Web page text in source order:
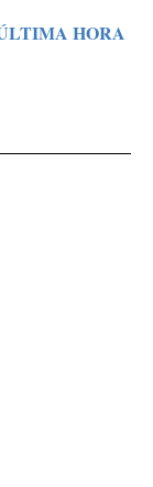
HORA